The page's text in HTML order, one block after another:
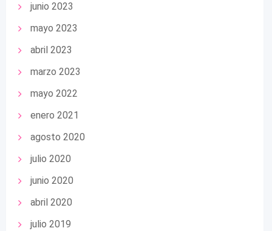
junio 2023
mayo 2023
abril 2023
marzo 2023
mayo 2022
enero 2021
agosto 2020
julio 2020
junio 2020
abril 2020
julio 2019